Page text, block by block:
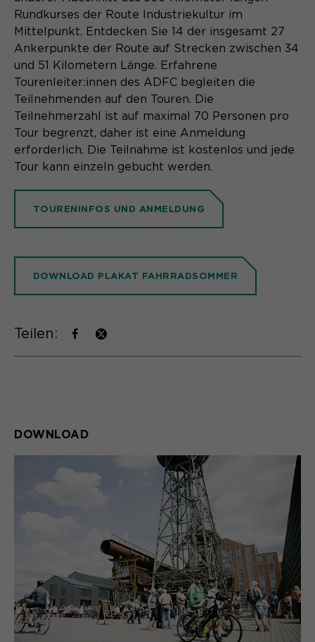
Name cookie_optin
Anbieter Sgalinski
Laufzeit 1 Monat
Zweck
Speichert den Zustimmungsstatus des
Benutzers für Cookies auf der
Rundkurses der Route Industriekultur im
Mittelpunkt. Entdecken Sie 14 der insgesamt 27
Ankerpunkte der Route auf Strecken zwischen 34
und 51 Kilometern Länge. Erfahrene
Tourenleiter:innen des ADFC begleiten die
Teilnehmenden auf den Touren. Die
Teilnehmerzahl ist auf maximal 70 Personen pro
Tour begrenzt, daher ist eine Anmeldung
erforderlich. Die Teilnahme ist kostenlos und jede
Tour kann einzeln gebucht werden.
TOURENINFOS UND ANMELDUNG
DOWNLOAD PLAKAT FAHRRADSOMMER
Teilen:
DOWNLOAD